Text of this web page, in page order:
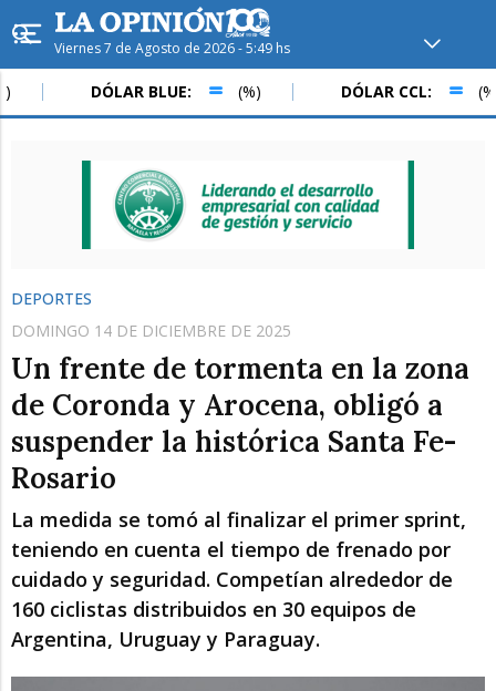
Viernes 7 de Agosto de 2026 - 5:49 hs
Hoy enRafaela ver clima
Mín / Máx
Humedad
Presión
Sáb Dom Lun
DÓLAR BLUE: (%) DÓLAR CCL: (%)
DEPORTES
DOMINGO 14 DE DICIEMBRE DE 2025
Un frente de tormenta en la zona
de Coronda y Arocena, obligó a
suspender la histórica Santa Fe-
Rosario
La medida se tomó al finalizar el primer sprint,
teniendo en cuenta el tiempo de frenado por
cuidado y seguridad. Competían alrededor de
160 ciclistas distribuidos en 30 equipos de
Argentina, Uruguay y Paraguay.